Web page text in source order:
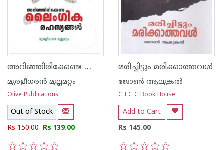
അറിഞ്ഞിരിക്കേണ്ട ലൈംഗികരഹസ്യങ്ങള്‍
മുരളീധരന്‍ മുല്ലമറ്റം
Olive Publications
Out of Stock
Rs 150.00 Rs 139.00
മരിച്ചിട്ടും മരിക്കാത്തവള്‍
ജോണ്‍‌ ആലുങ്കല്‍‌
C I C C Book House
Add to Cart
Rs 145.00